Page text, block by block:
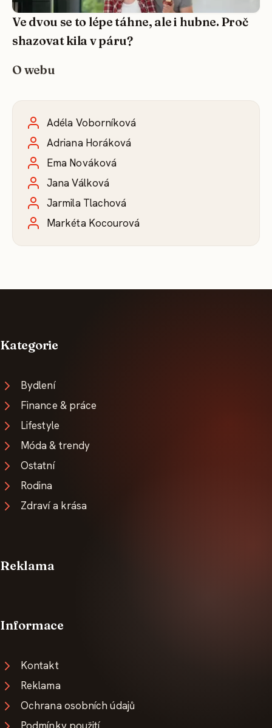
Ve dvou se to lépe táhne, ale i hubne. Proč
shazovat kila v páru?
O webu
Adéla Voborníková
Adriana Horáková
Ema Nováková
Jana Válková
Jarmila Tlachová
Markéta Kocourová
Kategorie
Bydlení
Finance & práce
Lifestyle
Móda & trendy
Ostatní
Rodina
Zdraví a krása
Reklama
Informace
Kontakt
Reklama
Ochrana osobních údajů